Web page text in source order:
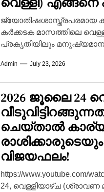
വെള്ളി) എങ്ങനെ
കർക്കടക മാസത്തിലെ
പ്രകൃതിയിലും
ദക്ഷിണായനത്തിന്റെ
തൊഴിൽമേഖലയിലും
Admin July 23, 2026
2026 ജൂലൈ 24
ചെയ്താൽ
വിജയഫലം!
https://www.youtube.com/
24, വെള്ളിയാഴ്ച (ശ്രാവണ